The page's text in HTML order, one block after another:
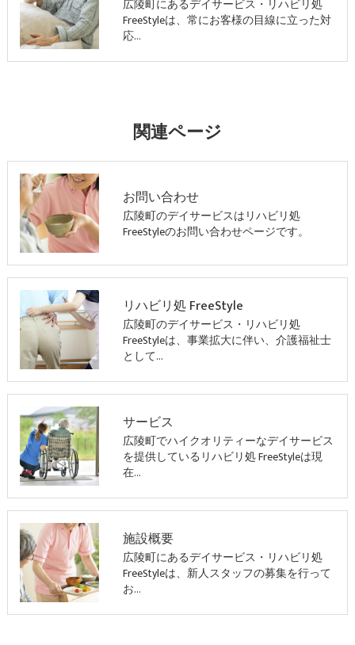
広陵町にあるデイサービス・リハビリ処
FreeStyleは、常にお客様の目線に立った対
応…
関連ページ
お問い合わせ
広陵町のデイサービスはリハビリ処
FreeStyleのお問い合わせページです。
リハビリ処 FreeStyle
広陵町のデイサービス・リハビリ処
FreeStyleは、事業拡大に伴い、介護福祉士
として…
サービス
広陵町でハイクオリティーなデイサービス
を提供しているリハビリ処 FreeStyleは現
在…
施設概要
広陵町にあるデイサービス・リハビリ処
FreeStyleは、新人スタッフの募集を行って
お…